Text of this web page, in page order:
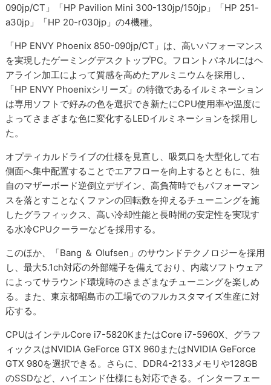
090jp/CT」「HP Pavilion Mini 300-130jp/150jp」「HP 251-
a30jp」「HP 20-r030jp」の4機種。
「HP ENVY Phoenix 850-090jp/CT」は、高いパフォーマンス
を実現したゲーミングデスクトップPC。フロントパネルにはヘ
アライン加工によって質感を高めたアルミニウムを採用し、
「HP ENVY Phoenixシリーズ」の特徴であるイルミネーション
は専用ソフトで好みの色を選択でき新たにCPU使用率や温度に
よってさまざまな色に変化するLEDイルミネーションを採用し
た。
オプティカルドライブの仕様を見直し、吸気口を大型化して右
側面へ集中配置することでエアフローを向上するとともに、独
自のマザーボード逆倒立デザイン、高負荷時でもパフォーマン
スを落とすことなくファンの回転数を抑えるチューニングを施
したグラフィックス、高い冷却性能と長時間の安定性を実現す
る水冷CPUクーラーなどを採用する。
このほか、「Bang ＆ Olufsen」のサウンドテクノロジーを採用
し、最大5.1ch対応の外部端子を備えており、内蔵ソフトウェア
によってサラウンド環境時のさまざまなチューニングを楽しめ
る。また、東京都昭島市の工場でのフルカスタマイズ生産に対
応する。
CPUはインテルCore i7-5820KまたはCore i7-5960X、グラフ
ィックスはNVIDIA GeForce GTX 960またはNVIDIA GeForce
GTX 980を選択できる。さらに、DDR4-2133メモリや128GB
のSSDなど、ハイエンド仕様にも対応できる。インターフェー